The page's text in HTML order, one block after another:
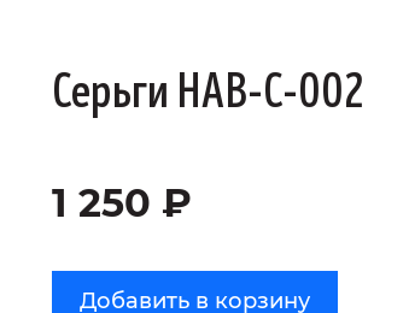
Серьги НАВ-С-002
1 250 ₽
Добавить в корзину